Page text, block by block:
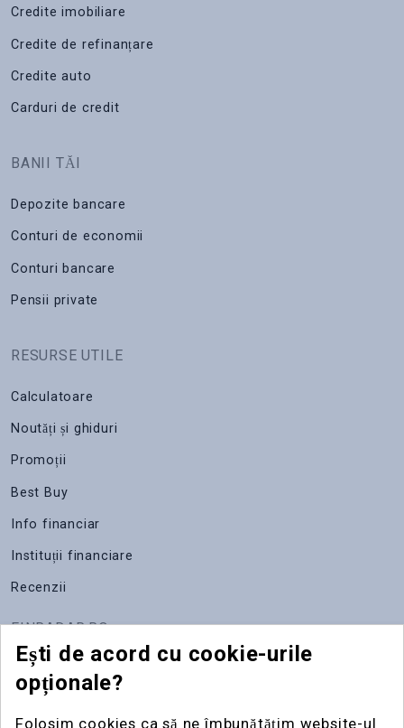
Credite imobiliare
Credite de refinanțare
Credite auto
Carduri de credit
BANII TĂI
Depozite bancare
Conturi de economii
Conturi bancare
Pensii private
RESURSE UTILE
Calculatoare
Noutăți și ghiduri
Promoții
Best Buy
Info financiar
Instituții financiare
Recenzii
FINRADAR.RO
Despre noi
Ești de acord cu cookie-urile
opționale?
Folosim cookies ca să ne îmbunătățim website-ul